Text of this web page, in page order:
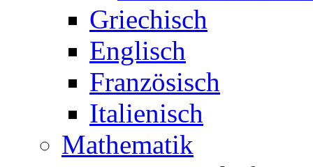
Griechisch
Englisch
Französisch
Italienisch
Mathematik